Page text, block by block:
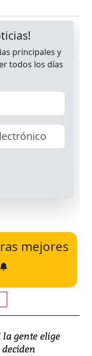
mejores
la gente elige